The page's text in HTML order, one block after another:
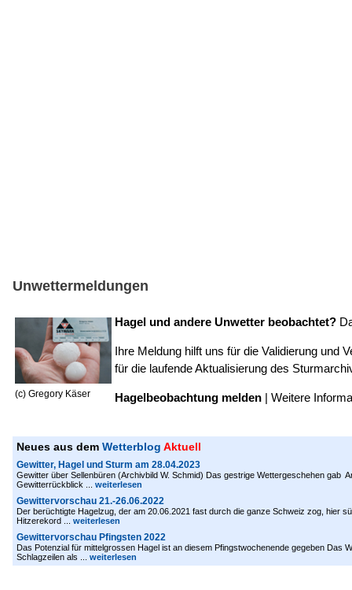
Unwettermeldungen
(c) Gregory Käser
Hagel und andere Unwetter beobachtet?
Ihre Meldung hilft uns für die Validierung und
für die laufende Aktualisierung des
Hagelbeobachtung melden | Weitere